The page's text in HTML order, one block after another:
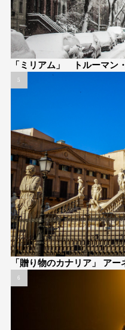
「ミリアム」 トルーマン
「贈り物のカナリア」 ア